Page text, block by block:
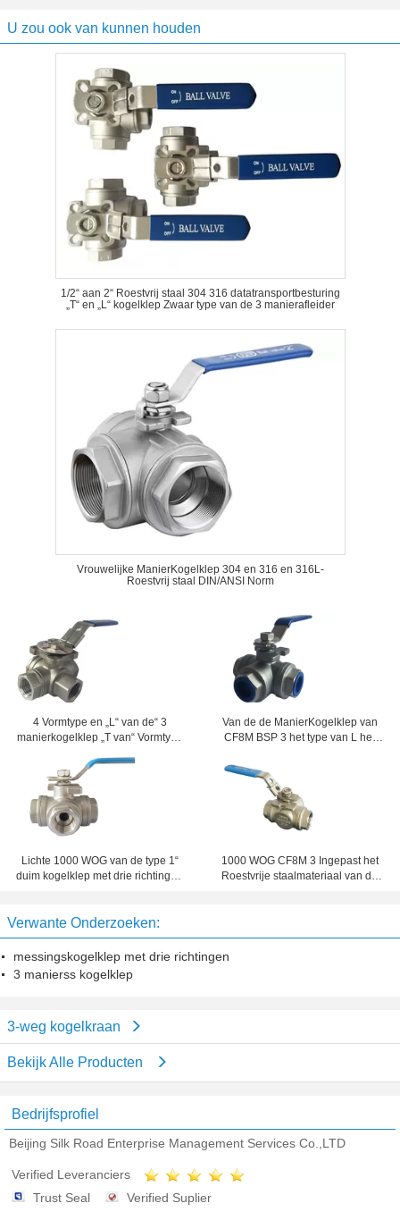
U zou ook van kunnen houden
1/2“ aan 2“ Roestvrij staal 304 316 datatransportbesturing
„T“ en „L“ kogelklep Zwaar type van de 3 manierafleider
Vrouwelijke ManierKogelklep 304 en 316 en 316L-
Roestvrij staal DIN/ANSI Norm
4 Vormtype en „L“ van de“ 3
manierkogelklep „T van“ Vormtype
Van de de ManierKogelklep van
CF8M BSP 3 het type van L het
Lichte 1000 WOG van de type 1“
duim kogelklep met drie richtingen
1000 WOG CF8M 3 Ingepast het
Roestvrije staalmateriaal van de
Verwante Onderzoeken:
messingskogelklep met drie richtingen
3 manierss kogelklep
3-weg kogelkraan
Bekijk Alle Producten
Bedrijfsprofiel
Beijing Silk Road Enterprise Management Services Co.,LTD
Verified Leveranciers
Trust Seal
Verified Suplier